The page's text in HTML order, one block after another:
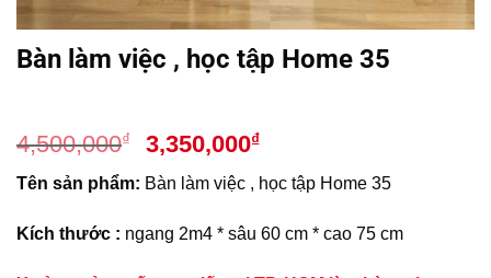
Bàn làm việc , học tập Home 35
4,500,000₫
Giá
gốc
là:
4,500,000₫.
3,350,000₫Giá
hiện
tại
là:
3,350,000₫.
Tên sản phẩm: Bàn làm việc , học tập Home 35
Kích thước : ngang 2m4 * sâu 60 cm * cao 75 cm